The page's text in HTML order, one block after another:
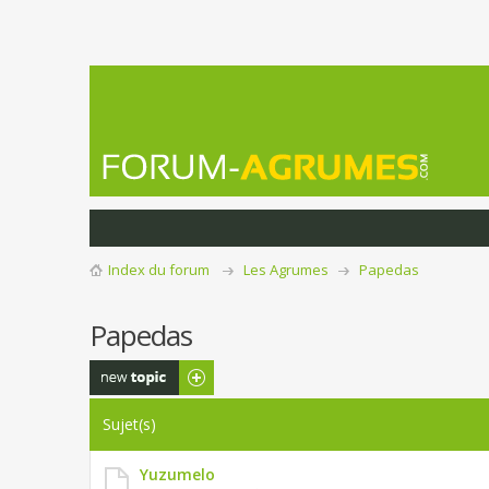
Index du forum Les Agrumes Papedas
Papedas
Publier un
nouveau sujet
Sujet(s)
Yuzumelo